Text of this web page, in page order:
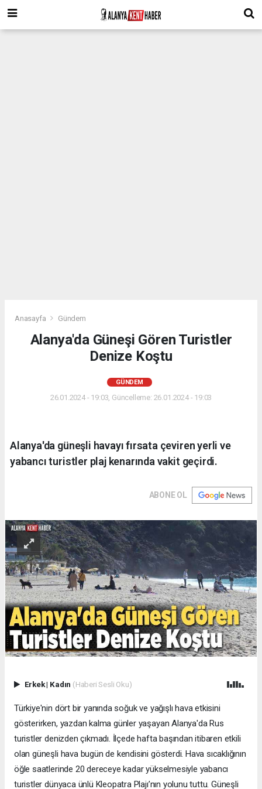
Anasayfa Gündem
Alanya'da Güneşi Gören Turistler
Denize Koştu
GÜNDEM
26.01.2024 - 19:03, Güncelleme: 26.01.2024 - 19:03
Alanya'da güneşli havayı fırsata çeviren yerli ve
yabancı turistler plaj kenarında vakit geçirdi.
ABONE OL
Erkek| Kadın (Haberi Sesli Oku)
Türkiye'nin dört bir yanında soğuk ve yağışlı hava etkisini
gösterirken, yazdan kalma günler yaşayan Alanya'da Rus
turistler denizden çıkmadı. İlçede hafta başından itibaren etkili
olan güneşli hava bugün de kendisini gösterdi. Hava sıcaklığının
öğle saatlerinde 20 dereceye kadar yükselmesiyle yabancı
turistler dünyaca ünlü Kleopatra Plajı’nın yolunu tuttu. Güneşli